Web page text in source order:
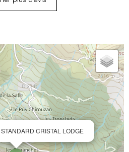
CRISTAL LODGE